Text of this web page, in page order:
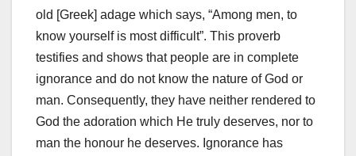
old [Greek] adage which says, “Among men, to
know yourself is most difficult”. This proverb
testifies and shows that people are in complete
ignorance and do not know the nature of God or
man. Consequently, they have neither rendered to
God the adoration which He truly deserves, nor to
man the honour he deserves. Ignorance has